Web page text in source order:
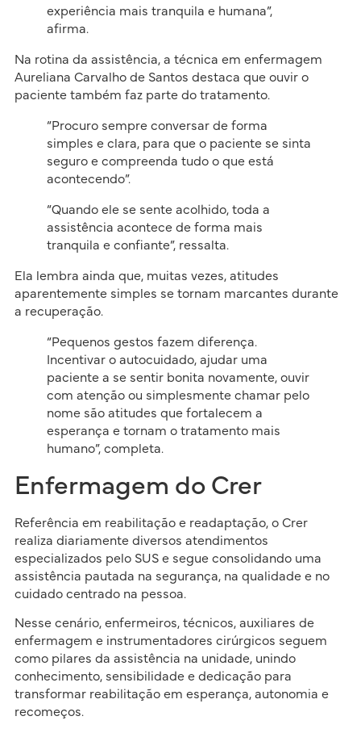
experiência mais tranquila e humana”,
afirma.
Na rotina da assistência, a técnica em enfermagem
Aureliana Carvalho de Santos destaca que ouvir o
paciente também faz parte do tratamento.
“Procuro sempre conversar de forma
simples e clara, para que o paciente se sinta
seguro e compreenda tudo o que está
acontecendo”.
“Quando ele se sente acolhido, toda a
assistência acontece de forma mais
tranquila e confiante”, ressalta.
Ela lembra ainda que, muitas vezes, atitudes
aparentemente simples se tornam marcantes durante
a recuperação.
“Pequenos gestos fazem diferença.
Incentivar o autocuidado, ajudar uma
paciente a se sentir bonita novamente, ouvir
com atenção ou simplesmente chamar pelo
nome são atitudes que fortalecem a
esperança e tornam o tratamento mais
humano”, completa.
Enfermagem do Crer
Referência em reabilitação e readaptação, o Crer
realiza diariamente diversos atendimentos
especializados pelo SUS e segue consolidando uma
assistência pautada na segurança, na qualidade e no
cuidado centrado na pessoa.
Nesse cenário, enfermeiros, técnicos, auxiliares de
enfermagem e instrumentadores cirúrgicos seguem
como pilares da assistência na unidade, unindo
conhecimento, sensibilidade e dedicação para
transformar reabilitação em esperança, autonomia e
recomeços.